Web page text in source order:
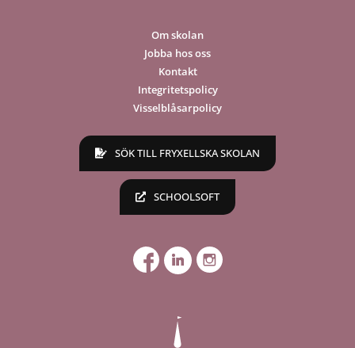
Om skolan
Jobba hos oss
Kontakt
Integritetspolicy
Visselblåsarpolicy
SÖK TILL FRYXELLSKA SKOLAN
SCHOOLSOFT